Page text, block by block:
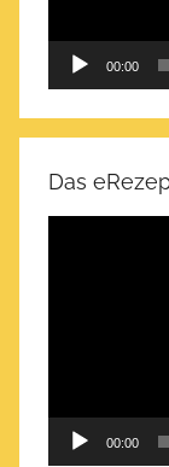
00:00
Das
00:00